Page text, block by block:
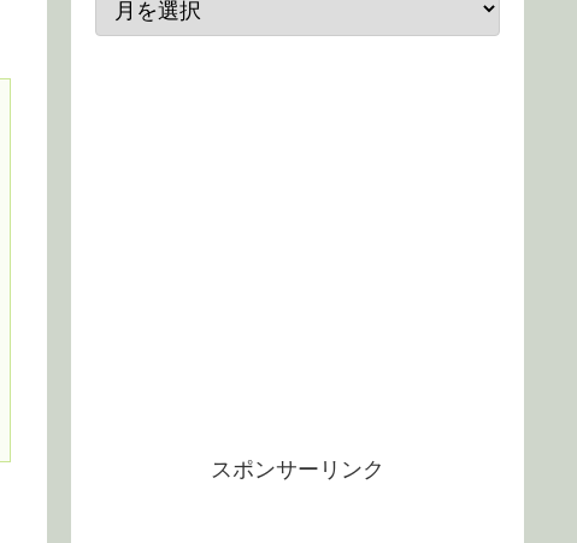
スポンサーリンク